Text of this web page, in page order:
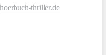
hoerbuch-thriller.de